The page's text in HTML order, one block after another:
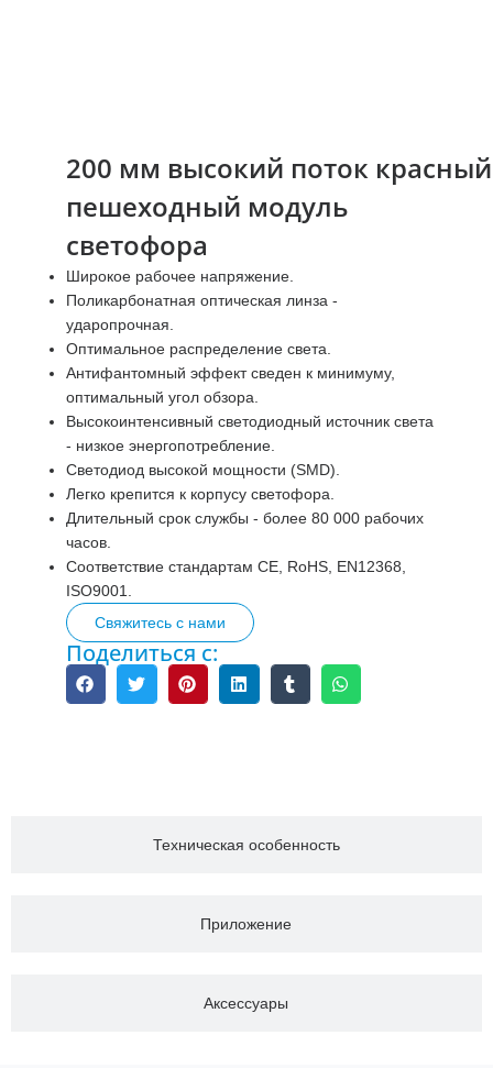
200 мм высокий поток красный
пешеходный модуль
светофора
Широкое рабочее напряжение.
Поликарбонатная оптическая линза -
ударопрочная.
Оптимальное распределение света.
Антифантомный эффект сведен к минимуму,
оптимальный угол обзора.
Высокоинтенсивный светодиодный источник света
- низкое энергопотребление.
Светодиод высокой мощности (SMD).
Легко крепится к корпусу светофора.
Длительный срок службы - более 80 000 рабочих
часов.
Соответствие стандартам CE, RoHS, EN12368,
ISO9001.
Свяжитесь с нами
Поделиться с:
Техническая особенность
Приложение
Аксессуары